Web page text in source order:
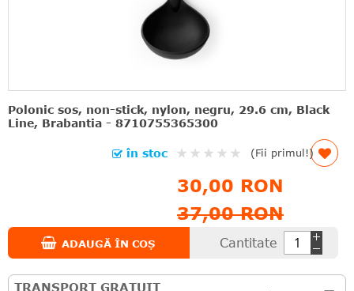
Polonic sos, non-stick, nylon, negru, 29.6 cm, Black
Line, Brabantia - 8710755365300
Rating:
(Fii primul!)
în stoc
30,00 RON
37,00 RON
Cantitate
ADAUGĂ ÎN COȘ
TRANSPORT GRATUIT